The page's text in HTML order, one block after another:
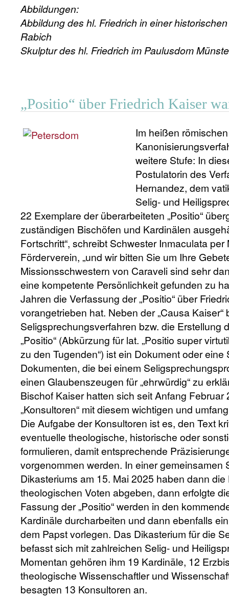
Abbildungen:
Abbildung des hl. Friedrich in einer
Rabich
Skulptur des hl. Friedrich im Paulusdom
„Positio“ über Friedrich Kaiser
Im heißen
weitere Stufe: In
Postulatorin des
Hernandez, dem
Selig- und
22 Exemplare der überarbeiteten „Positio“
zuständigen Bischöfen und Kardinälen
Fortschritt“, schreibt Schwester Inmaculata
Förderverein, „und wir bitten Sie um Ihre
Missionsschwestern von Caraveli sind sehr
eine kompetente Persönlichkeit gefunden zu
Jahren die Verfassung der „Positio“ über
vorangetrieben hat. Neben der „Causa
Seligsprechungsverfahren bzw. die Erstellung
„Positio“ (Abkürzung für lat. „Positio super
zu den Tugenden“) ist ein Dokument oder eine
Dokumenten, die bei einem
einen Glaubenszeugen für „ehrwürdig“ zu
Bischof Kaiser hatten sich seit Anfang
„Konsultoren“ mit diesem wichtigen und
Die Aufgabe der Konsultoren ist es, den Text
eventuelle theologische, historische oder
formulieren, damit entsprechende
vorgenommen werden. In einer gemeinsamen
Dikasteriums am 15. Mai 2025 haben dann
theologischen Voten abgeben, dann erfolgte
Fassung der „Positio“ werden in den
Kardinäle durcharbeiten und dann ebenfalls
dem Papst vorlegen. Das Dikasterium für die
befasst sich mit zahlreichen Selig- und
Momentan gehören ihm 19 Kardinäle, 12
theologische Wissenschaftler und
besagten 13 Konsultoren an.